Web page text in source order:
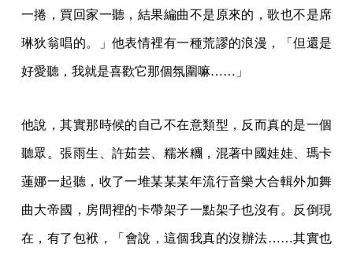
一捲，買回家一聽，結果編曲不是原來的，歌也不是席
琳狄翁唱的。」他表情裡有一種荒謬的浪漫，「但還是
好愛聽，我就是喜歡它那個氛圍嘛……」
他說，其實那時候的自己不在意類型，反而真的是一個
聽眾。張雨生、許茹芸、糯米糰，混著中國娃娃、瑪卡
蓮娜一起聽，收了一堆某某某年流行音樂大合輯外加舞
曲大帝國，房間裡的卡帶架子一點架子也沒有。反倒現
在，有了包袱，「會說，這個我真的沒辦法……其實也